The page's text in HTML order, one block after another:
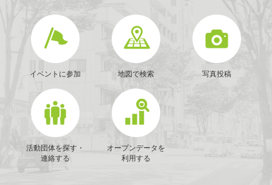
イベントに参加 地図で検索 写真投稿
活動団体を探す・
連絡する
オープンデータを
利用する